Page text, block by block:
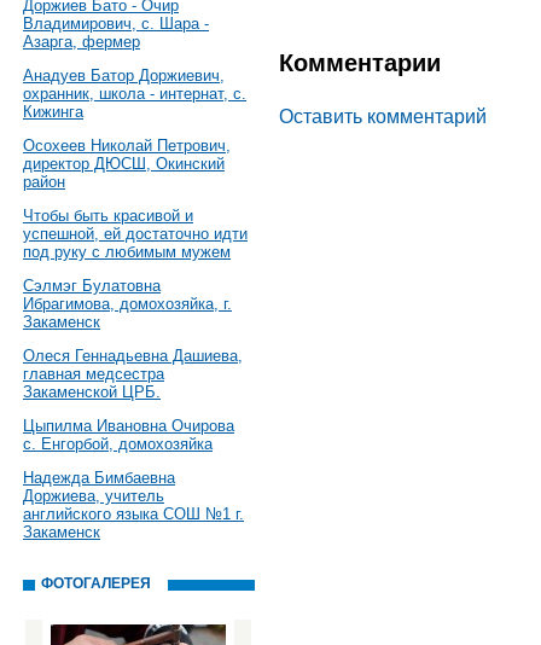
Доржиев Бато - Очир
Владимирович, с. Шара -
Азарга, фермер
Анадуев Батор Доржиевич,
охранник, школа - интернат, с.
Кижинга
Осохеев Николай Петрович,
директор ДЮСШ, Окинский
район
Чтобы быть красивой и
успешной, ей достаточно идти
под руку с любимым мужем
Сэлмэг Булатовна
Ибрагимова, домохозяйка, г.
Закаменск
Олеся Геннадьевна Дашиева,
главная медсестра
Закаменской ЦРБ.
Цыпилма Ивановна Очирова
с. Енгорбой, домохозяйка
Надежда Бимбаевна
Доржиева, учитель
английского языка СОШ №1 г.
Закаменск
ФОТОГАЛЕРЕЯ
Комментарии
Оставить комментарий